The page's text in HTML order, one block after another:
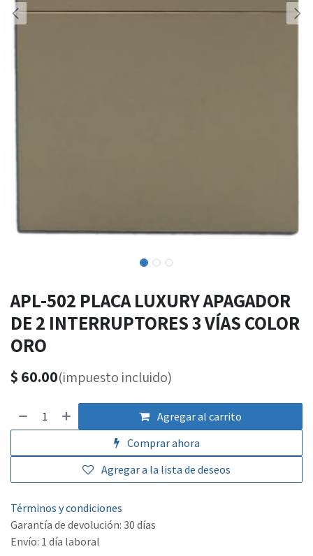
APL-502 PLACA LUXURY APAGADOR
DE 2 INTERRUPTORES 3 VÍAS COLOR
ORO
$ 60.00(impuesto incluido)
Agregar al carrito
Comprar ahora
Agregar a la lista de deseos
Términos y condiciones
Garantía de devolución: 30 días
Envío: 1 día laboral